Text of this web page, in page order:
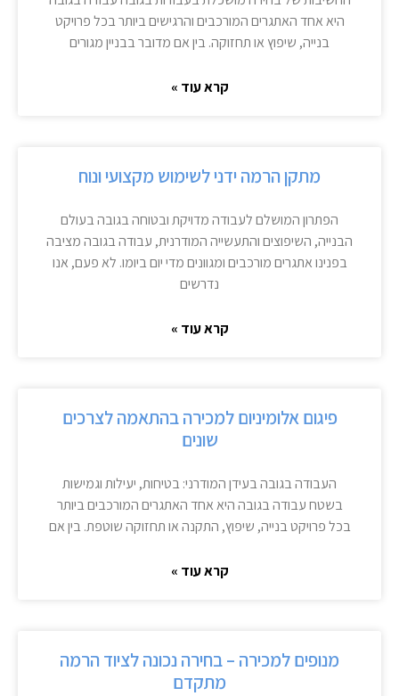
היא אחד האתגרים המורכבים והרגישים ביותר בכל פרויקט
בנייה, שיפוץ או תחזוקה. בין אם מדובר בבניין מגורים
קרא עוד »
מתקן הרמה ידני לשימוש מקצועי ונוח
הפתרון המושלם לעבודה מדויקת ובטוחה בגובה בעולם
הבנייה, השיפוצים והתעשייה המודרנית, עבודה בגובה מציבה
בפנינו אתגרים מורכבים ומגוונים מדי יום ביומו. לא פעם, אנו
נדרשים
קרא עוד »
פיגום אלומיניום למכירה בהתאמה לצרכים
שונים
העבודה בגובה בעידן המודרני: בטיחות, יעילות וגמישות
בשטח עבודה בגובה היא אחד האתגרים המורכבים ביותר
בכל פרויקט בנייה, שיפוץ, התקנה או תחזוקה שוטפת. בין אם
קרא עוד »
מנופים למכירה – בחירה נכונה לציוד הרמה
מתקדם